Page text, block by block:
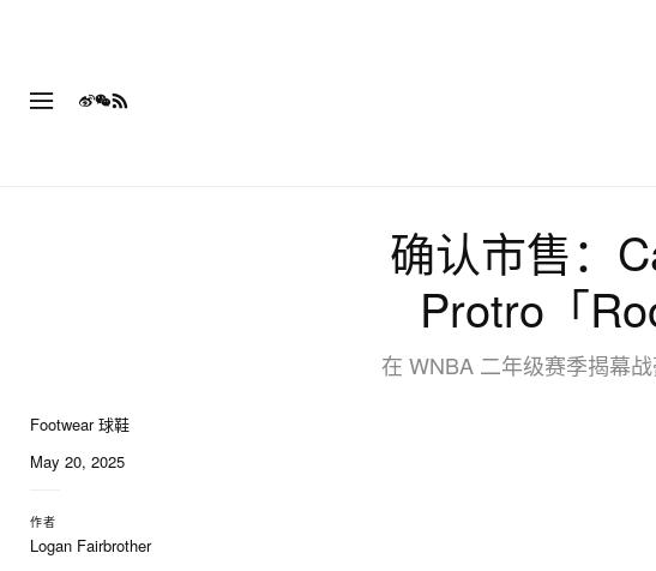
确认市售：
Protro「
在 WNBA 二年级赛季揭幕
Footwear 球鞋
May 20, 2025
作者
Logan Fairbrother